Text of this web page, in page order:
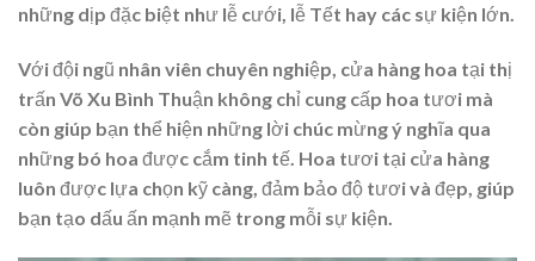
những dịp đặc biệt như lễ cưới, lễ Tết hay các sự kiện lớn.
Với đội ngũ nhân viên chuyên nghiệp, cửa hàng hoa tại thị
trấn Võ Xu Bình Thuận không chỉ cung cấp hoa tươi mà
còn giúp bạn thể hiện những lời chúc mừng ý nghĩa qua
những bó hoa được cắm tinh tế. Hoa tươi tại cửa hàng
luôn được lựa chọn kỹ càng, đảm bảo độ tươi và đẹp, giúp
bạn tạo dấu ấn mạnh mẽ trong mỗi sự kiện.